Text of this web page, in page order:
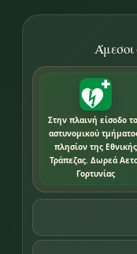
Άμεσοι
Στην πλαινή είσοδο
αστυνομικού
πλησίον της Εθνικής
Τράπεζας. Δωρεά
Γορτυνίας